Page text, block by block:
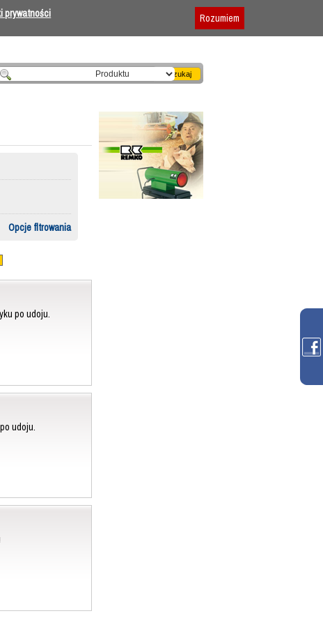
Regulamin
Opcje fltrowania
po udoju.
udoju.
prywatności Rozumiem